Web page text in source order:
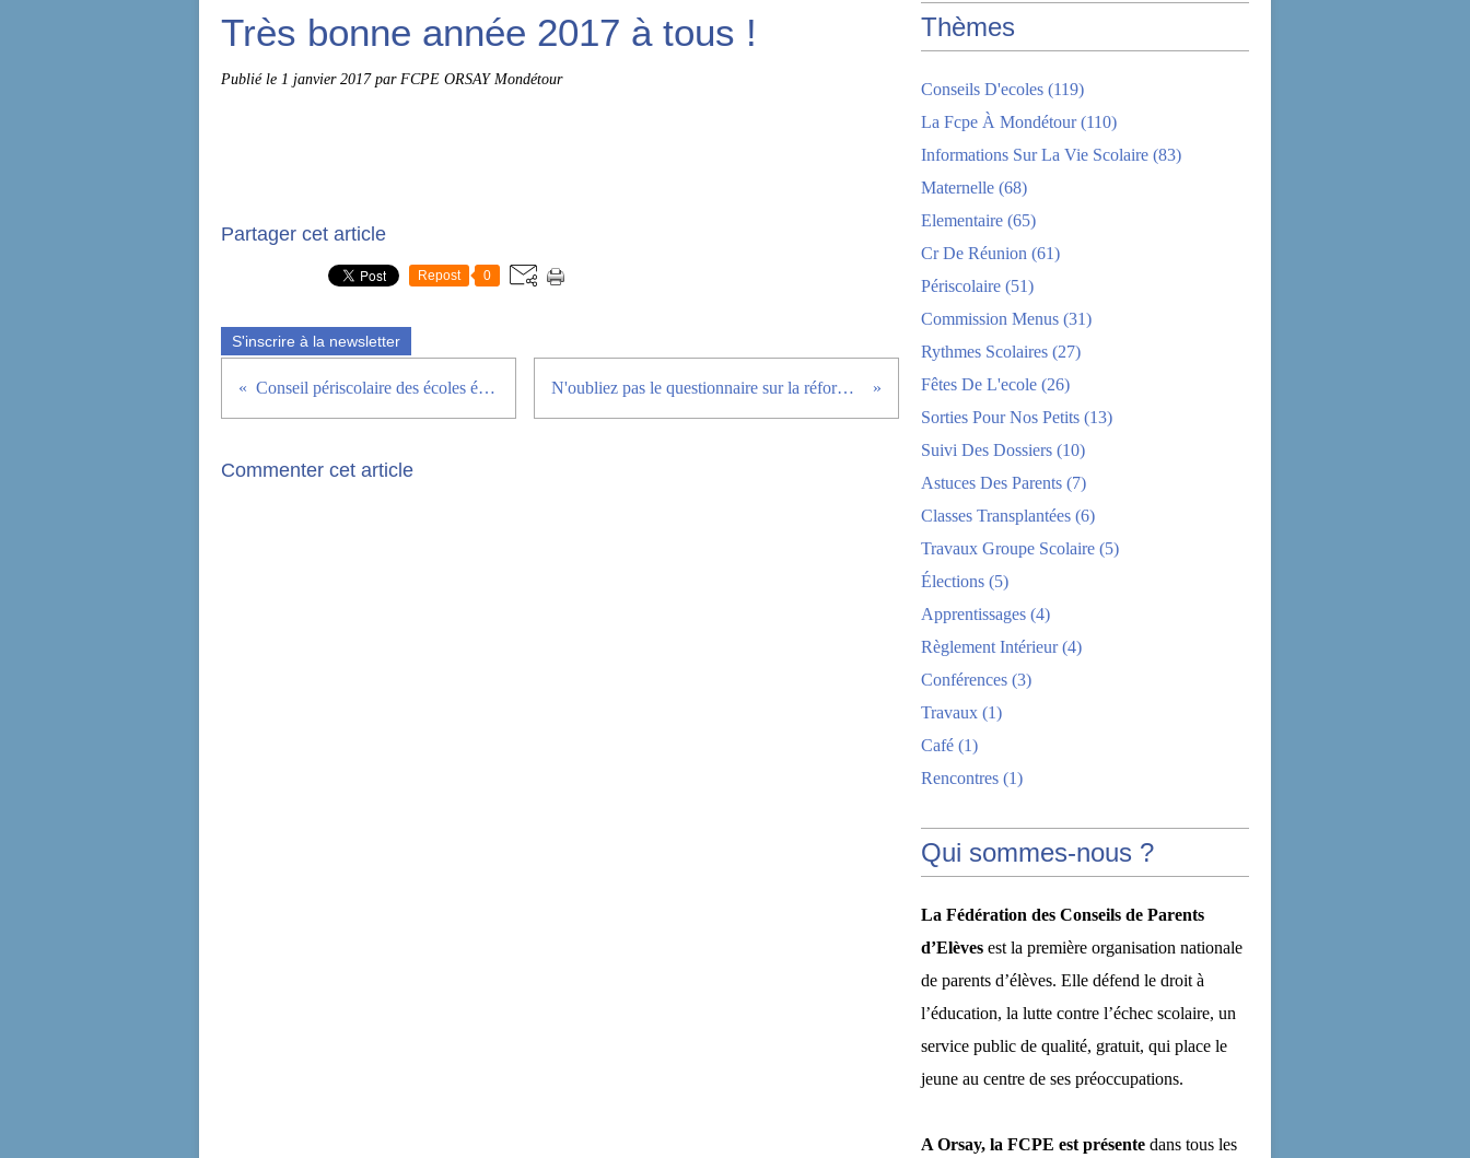
Très bonne année 2017 à tous !
Publié le 1 janvier 2017par FCPE ORSAY Mondétour
Partager cet article
Repost 0
S'inscrire à la newsletter
Conseil périscolaire des écoles élémentaires d'Orsay, 5 décembre 2016 N'oubliez pas le questionnaire sur la réforme des nouveaux rythmes scolaires 2014-2017 !
Commenter cet article
Thèmes
Conseils D'ecoles (119)
La Fcpe À Mondétour(110)
Informations Sur La Vie Scolaire (83)
Maternelle (68)
Elementaire (65)
Cr De Réunion (61)
Périscolaire (51)
Commission Menus (31)
Rythmes Scolaires (27)
Fêtes De L'ecole (26)
Sorties Pour Nos Petits (13)
Suivi Des Dossiers (10)
Astuces Des Parents (7)
Classes Transplantées (6)
Travaux Groupe Scolaire (5)
Élections (5)
Apprentissages (4)
Règlement Intérieur(4)
Conférences (3)
Travaux (1)
Café (1)
Rencontres (1)
Qui sommes-nous ?
La Fédération des Conseils de Parents
d’Elèves est la première organisation nationale
de parents d’élèves. Elle défend le droit à
l’éducation, la lutte contre l’échec scolaire, un
service public de qualité, gratuit, qui place le
jeune au centre de ses préoccupations.
A Orsay, la FCPE est présente dans tous les